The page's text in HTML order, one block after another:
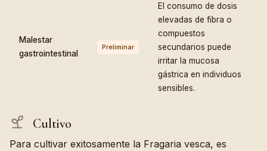
Malestar
gastrointestinal
Preliminar
El consumo de dosis
elevadas de fibra o
compuestos
secundarios puede
irritar la mucosa
gástrica en individuos
sensibles.
Cultivo
Para cultivar exitosamente la Fragaria vesca, es